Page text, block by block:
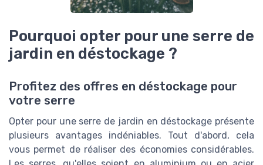
Pourquoi opter pour une serre de
jardin en déstockage ?
Profitez des offres en déstockage pour
votre serre
Opter pour une serre de jardin en déstockage présente
plusieurs avantages indéniables. Tout d'abord, cela
vous permet de réaliser des économies considérables.